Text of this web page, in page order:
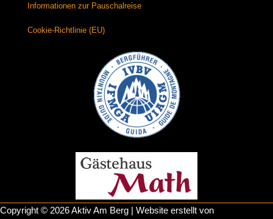
Informationen zur Pauschalreise
Cookie-Richtlinie (EU)
Copyright © 2026 Aktiv Am Berg | Website erstellt von